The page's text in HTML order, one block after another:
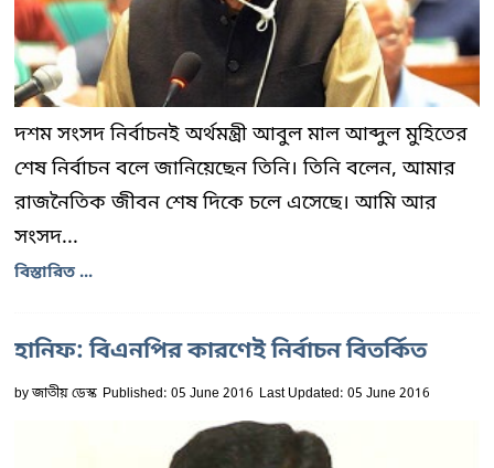
দশম সংসদ নির্বাচনই অর্থমন্ত্রী আবুল মাল আব্দুল মুহিতের
শেষ নির্বাচন বলে জানিয়েছেন তিনি। তিনি বলেন, আমার
রাজনৈতিক জীবন শেষ দিকে চলে এসেছে। আমি আর
সংসদ...
বিস্তারিত ...
হানিফ: বিএনপির কারণেই নির্বাচন বিতর্কিত
byজাতীয় ডেস্ক Published: 05 June 2016 Last Updated: 05 June 2016